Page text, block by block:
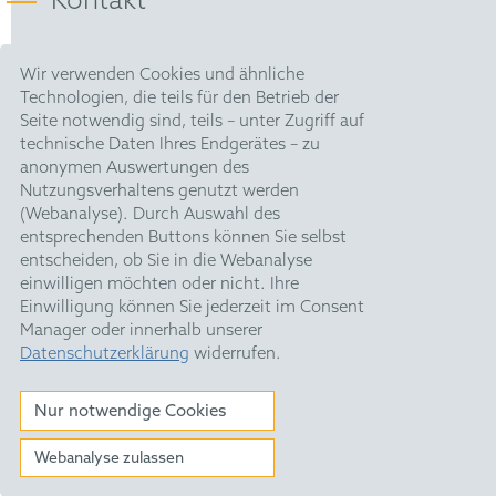
Wir verwenden Cookies und ähnliche
Technologien, die teils für den Betrieb der
Seite notwendig sind, teils – unter Zugriff auf
technische Daten Ihres Endgerätes – zu
anonymen Auswertungen des
Nutzungsverhaltens genutzt werden
(Webanalyse). Durch Auswahl des
entsprechenden Buttons können Sie selbst
entscheiden, ob Sie in die Webanalyse
einwilligen möchten oder nicht. Ihre
Einwilligung können Sie jederzeit im Consent
Manager oder innerhalb unserer
Datenschutzerklärung widerrufen.
Nur notwendige Cookies
Webanalyse zulassen
HOFFMANN EITLE |
Patent- und Rechtsanwälte PartmbB
Arabellastraße 30 |
81925 München
T +49 89 924090|
F +49 89 918356
pm@hoffmanneitle.com
Impressum
Datenschutz
HE Quarterly